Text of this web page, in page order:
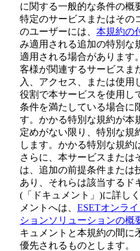
に関する一般的な条件の概
特定のサービスまたはその
のユーザーには、 本規約の
み適用される追加の特別な
適用される場合があります
客様が関連するサービスま
入、アクセス、または使用
役割で本サービスを使用し
条件を満たしている場合に
す。かかる特別な規約が本
定めがない限り、特別な規
します。かかる特別な規約
さらに、本サービスまたは
は、追加の前提条件または
あり、それらは該当するド
(「
ドキュメント 」)に詳し
メントへは、 ESETオンラ
ションソリューションの概
キュメントと本規約の間に
優先されるものとします。